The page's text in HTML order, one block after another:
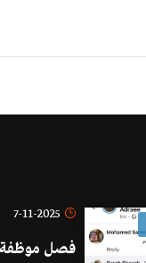
7-11-2025
فصل موظفة